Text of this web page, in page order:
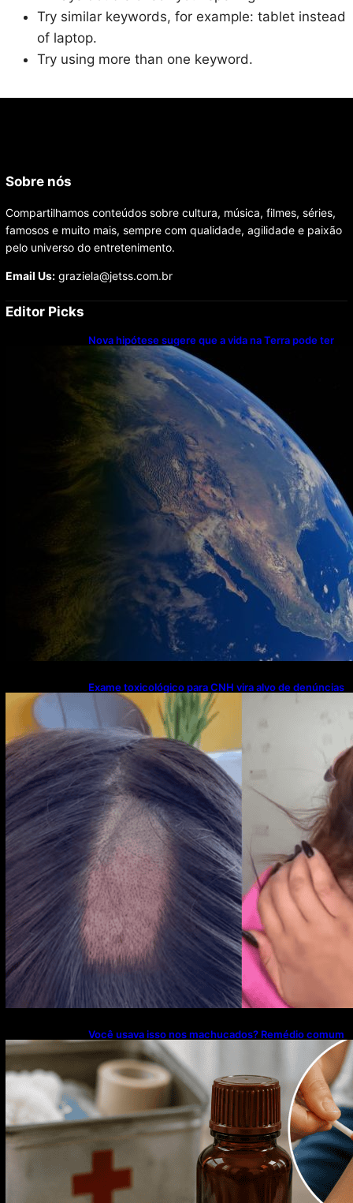
Try similar keywords, for example: tablet instead
of laptop.
Try using more than one keyword.
Sobre nós
Compartilhamos conteúdos sobre cultura, música, filmes, séries,
famosos e muito mais, sempre com qualidade, agilidade e paixão
pelo universo do entretenimento.
Email Us: graziela@jetss.com.br
Editor Picks
Nova hipótese sugere que a vida na Terra pode ter
começado duas vezes
Exame toxicológico para CNH vira alvo de denúncias
após mulheres relatarem cortes excessivos de
cabelo
Você usava isso nos machucados? Remédio comum
foi proibido no Brasil